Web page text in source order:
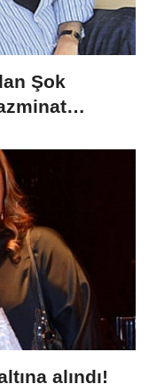
Şok
alındı!